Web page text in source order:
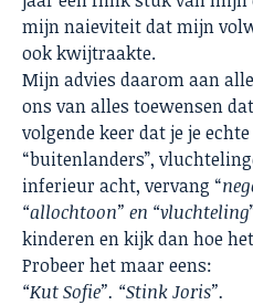
mijn naieviteit dat mijn
ook kwijtraakte.
Mijn advies daarom aan
ons van alles toewensen
volgende keer dat je je
“buitenlanders”,
inferieur acht, vervang “
“allochtoon” en “vluchteling
kinderen en kijk dan hoe
Probeer het maar eens:
“Kut Sofie”. “Stink Joris”.